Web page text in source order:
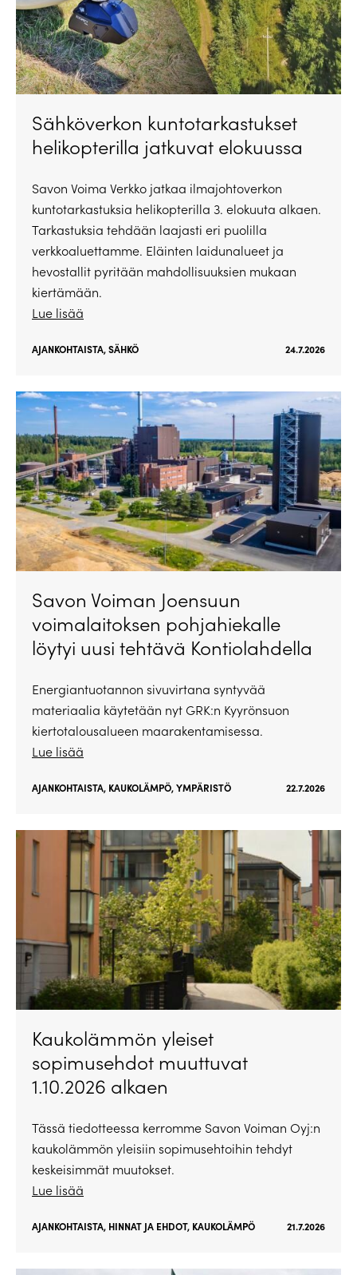
Sähköverkon kuntotarkastukset
helikopterilla jatkuvat elokuussa
Savon Voima Verkko jatkaa ilmajohtoverkon
kuntotarkastuksia helikopterilla 3. elokuuta alkaen.
Tarkastuksia tehdään laajasti eri puolilla
verkkoaluettamme. Eläinten laidunalueet ja
hevostallit pyritään mahdollisuuksien mukaan
kiertämään.
Lue lisää
AJANKOHTAISTA,SÄHKÖ 24.7.2026
Savon Voiman Joensuun
voimalaitoksen pohjahiekalle
löytyi uusi tehtävä Kontiolahdella
Energiantuotannon sivuvirtana syntyvää
materiaalia käytetään nyt GRK:n Kyyrönsuon
kiertotalousalueen maarakentamisessa.
Lue lisää
AJANKOHTAISTA, KAUKOLÄMPÖ,YMPÄRISTÖ 22.7.2026
Kaukolämmön yleiset
sopimusehdot muuttuvat
1.10.2026 alkaen
Tässä tiedotteessa kerromme Savon Voiman Oyj:n
kaukolämmön yleisiin sopimusehtoihin tehdyt
keskeisimmät muutokset.
Lue lisää
AJANKOHTAISTA, HINNAT JA EHDOT, KAUKOLÄMPÖ 21.7.2026